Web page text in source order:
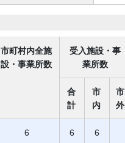
市町村内全施
設・事業所数
受入施設・事
業所数
合
計
市
内
市
外
6 6 6